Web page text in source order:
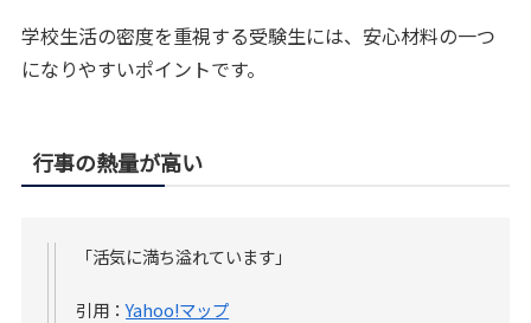
学校生活の密度を重視する受験生には、安心材料の一つ
になりやすいポイントです。
行事の熱量が高い
「活気に満ち溢れています」
引用：Yahoo!マップ